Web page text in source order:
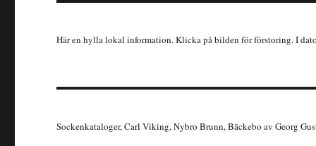
Här en hylla lokal information. Klicka på bilden för förstoring. I
Sockenkataloger, Carl Viking, Nybro Brunn, Bäckebo av Georg